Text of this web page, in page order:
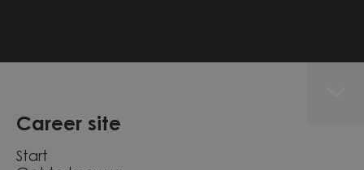
Career site
Start